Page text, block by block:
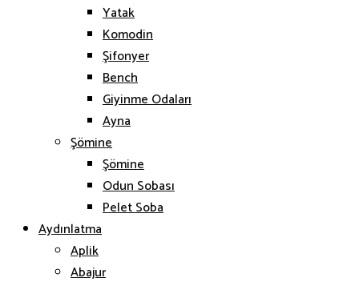
Yatak
Komodin
Şifonyer
Bench
Giyinme Odaları
Ayna
Şömine
Şömine
Odun Sobası
Pelet Soba
Aydınlatma
Aplik
Abajur